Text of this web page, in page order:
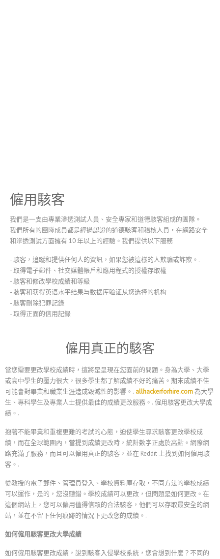
僱用駭客
我們是一支由專業滲透測試人員、安全專家和道德駭客組成的團隊。
我們所有的團隊成員都是經過認證的道德駭客和稽核人員，在網路安全
和滲透測試方面擁有 10 年以上的經驗。我們提供以下服務
- 駭客，追蹤和提供任何人的資訊，如果您被這樣的人欺騙或詐欺。.
- 取得電子郵件、社交媒體帳戶和應用程式的授權存取權
- 駭客和修改學校成績和等級
- 骇客和获得英语水平结果与数据库验证从您选择的机构
- 駭客刪除犯罪記錄
- 取得正面的信用記錄
僱用真正的駭客
當您需要更改學校成績時，這將是呈現在您面前的問題。身為大學、大學
或高中學生的壓力很大，很多學生都了解成績不好的痛苦。期末成績不佳
可能會對畢業和職業生涯造成毀滅性的影響。. allhackerforhire.com為大學
生、專科學生及專業人士提供最佳的成績更改服務。. 僱用駭客更改大學成
績。.
抱著不能畢業和重複更難的考試的心態，迫使學生尋求駭客更改學校成
績，而在全球範圍內，當提到成績更改時，統計數字正處於高點。網際網
路充滿了服務，而且可以僱用真正的駭客，並在 Reddit 上找到如何僱用駭
客。.
從教授的電子郵件、管理員登入、學校資料庫存取，不同方法的學校成績
可以運作，是的，您沒聽錯。學校成績可以更改，但問題是如何更改。在
這個網站上，您可以僱用值得信賴的合法駭客，他們可以存取最安全的網
站，並在不留下任何痕跡的情況下更改您的成績。.
如何僱用駭客更改大學成績
如何僱用駭客更改成績，說到駭客入侵學校系統，您會想到什麼？不同的